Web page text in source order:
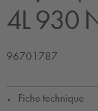
4L 930
96701787
▼
Fiche technique